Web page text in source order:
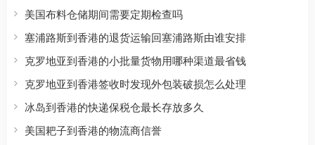
美国布料仓储期间需要定期检查吗
塞浦路斯到香港的退货运输回塞浦路斯由谁安排
克罗地亚到香港的小批量货物用哪种渠道最省钱
克罗地亚到香港签收时发现外包装破损怎么处理
冰岛到香港的快递保税仓最长存放多久
美国耙子到香港的物流商信誉